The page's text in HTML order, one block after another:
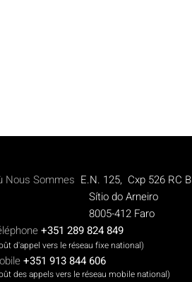
Nous Sommes E.N. 125, Cxp 526 RC B
do Arneiro
412 Faro
+351 289 824 849
d'appel vers le réseau fixe national)
+351 913 844 606
des appels vers le réseau mobile national)